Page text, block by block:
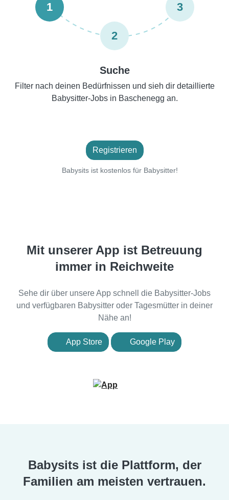
1
2
3
Suche
Filter nach deinen Bedürfnissen und sieh dir detaillierte
Babysitter-Jobs in Baschenegg an.
Registrieren
Babysits ist kostenlos für Babysitter!
Mit unserer App ist Betreuung
immer in Reichweite
Sehe dir über unsere App schnell die Babysitter-Jobs
und verfügbaren Babysitter oder Tagesmütter in deiner
Nähe an!
App Store Google Play
Babysits ist die Plattform, der
Familien am meisten vertrauen.